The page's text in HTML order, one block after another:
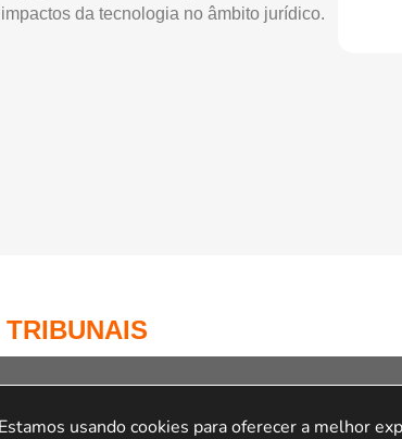
da tecnologia no âmbito jurídico.
e Soluções em Internet Ltda. CNPJ 15.427.207/0001-14 –
Conjunto 151, Jardim Paulistano – 04548-005 – São Paulo/SP.
Estamos usando cookies para oferecer a melhor